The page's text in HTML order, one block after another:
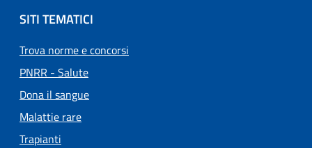
SITI TEMATICI
Trova norme e concorsi
PNRR - Salute
Dona il sangue
Malattie rare
Trapianti